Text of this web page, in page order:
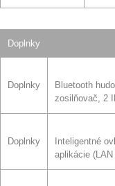
Doplnky
Doplnky
Bluetooth
zosilňovač, 2
Doplnky
Inteligentné
aplikácie